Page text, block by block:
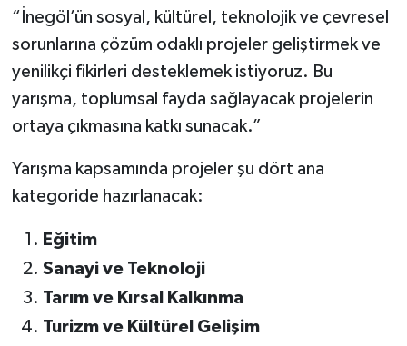
“İnegöl’ün sosyal, kültürel, teknolojik ve çevresel
sorunlarına çözüm odaklı projeler geliştirmek ve
yenilikçi fikirleri desteklemek istiyoruz. Bu
yarışma, toplumsal fayda sağlayacak projelerin
ortaya çıkmasına katkı sunacak.”
Yarışma kapsamında projeler şu dört ana
kategoride hazırlanacak:
Eğitim
Sanayi ve Teknoloji
Tarım ve Kırsal Kalkınma
Turizm ve Kültürel Gelişim